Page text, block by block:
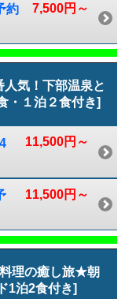
7,500円～
約
人気！下部温泉と
・１泊２食付き]
11,500円～
11,500円～
料理の癒し旅★朝
1泊2食付き]